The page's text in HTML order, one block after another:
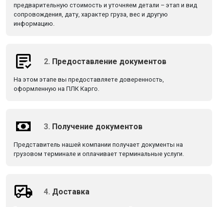
предварительную стоимость и уточняем детали – этап и вид
сопровождения, дату, характер груза, вес и другую
информацию.
2. Предоставление документов
На этом этапе вы предоставляете доверенность,
оформленную на ПЛК Карго.
3. Получение документов
Представитель нашей компании получает документы на
грузовом терминале и оплачивает терминальные услуги.
4. Доставка